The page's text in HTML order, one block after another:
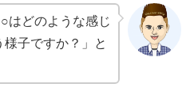
○はどのような感じ
子ですか？」と